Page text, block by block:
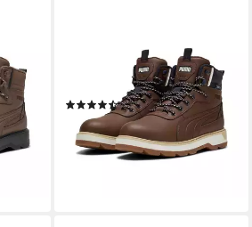
bei dir
DESIERTO V3 PURETEX
Winterboots Sneakerboots,
Winterschuhe, wasserdicht
(150)
ab 84,99 € UVP 119,95 €
-29%
lieferbar - in 1-2 Werktagen bei dir